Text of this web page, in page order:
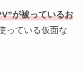
が被っているお
っている仮面な